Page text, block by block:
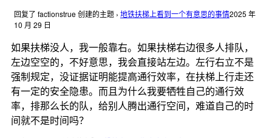
回复了 factionstrue 创建的主题 › 地铁扶梯上看到一个有意思的事情2025 年
10 月 29 日
如果扶梯没人，我一般靠右。如果扶梯右边很多人排队，
左边空空的，不好意思，我会直接站左边。左行右立不是
强制规定，没证据证明能提高通行效率，在扶梯上行走还
有一定的安全隐患。而且为什么我要牺牲自己的通行效
率，排那么长的队，给别人腾出通行空间，难道自己的时
间就不是时间吗？